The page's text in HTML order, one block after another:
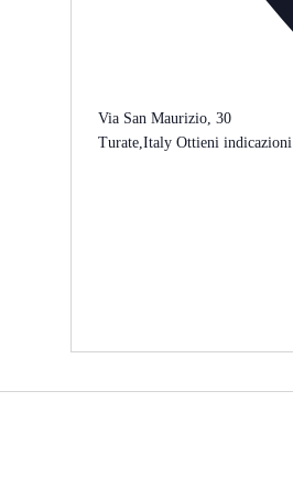
Via San Maurizio, 30
Turate,Italy Ottieni indicazioni